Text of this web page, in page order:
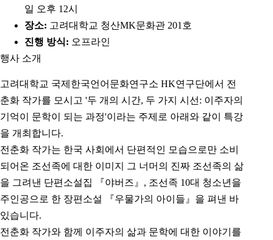
일 오후 12시
장소: 고려대학교 청산MK문화관 201호
진행 방식: 오프라인
행사 소개
고려대학교 국제한국언어문화연구소 HK연구단에서 전
춘화 작가를 모시고 '두 개의 시간, 두 가지 시선: 이주자의
기억이 문학이 되는 과정'이라는 주제로 아래와 같이 특강
을 개최합니다.
전춘화 작가는 한국 사회에서 단편적인 모습으로만 소비
되어온 조선족에 대한 이미지 그 너머의 진짜 조선족의 삶
을 그려낸 단편소설집 『야버즈』, 조선족 10대 청소년을
주인공으로 한 장편소설 『우물가의 아이들』을 펴낸 바
있습니다.
전춘화 작가와 함께 이주자의 삶과 문학에 대한 이야기를